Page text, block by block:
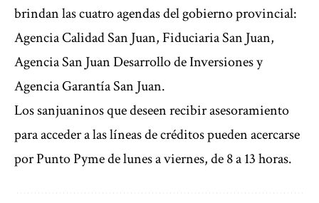
brindan las cuatro agendas del gobierno provincial:
Agencia Calidad San Juan, Fiduciaria San Juan,
Agencia San Juan Desarrollo de Inversiones y
Agencia Garantía San Juan.
Los sanjuaninos que deseen recibir asesoramiento
para acceder a las líneas de créditos pueden acercarse
por Punto Pyme de lunes a viernes, de 8 a 13 horas.